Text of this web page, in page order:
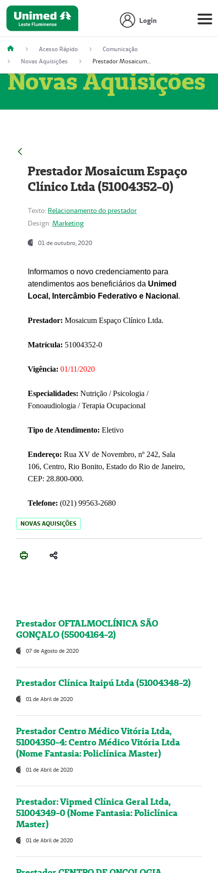
Login
Acesso Rápido
Comunicação
Novas Aquisições
Prestador Mosaicum Espaço Clínico Ltda (51004352-0)
Novas Aquisições
Prestador Mosaicum Espaço
Clínico Ltda (51004352-0)
Texto: Relacionamento do prestador
Design: Marketing
01 de outubro, 2020
Informamos o novo credenciamento para
atendimentos aos beneficiários da Unimed
Local, Intercâmbio Federativo e Nacional .
Prestador: Mosaicum Espaço Clínico Ltda.
Matrícula: 51004352-0
Vigência: 01/11/2020
Especialidades: Nutrição / Psicologia /
Fonoaudiologia / Terapia Ocupacional
Tipo de Atendimento: Eletivo
Endereço: Rua XV de Novembro, nº 242, Sala
106, Centro, Rio Bonito, Estado do Rio de Janeiro,
CEP: 28.800-000.
Telefone: (021) 99563-2680
NOVAS AQUISIÇÕES
Prestador OFTALMOCLÍNICA SÃO
GONÇALO (55004164-2)
07 de Agosto de 2020
Prestador Clínica Itaipú Ltda (51004348-2)
01 de Abril de 2020
Prestador Centro Médico Vitória Ltda,
51004350-4: Centro Médico Vitória Ltda
(Nome Fantasia: Policlínica Master)
01 de Abril de 2020
Prestador: Vipmed Clínica Geral Ltda,
51004349-0 (Nome Fantasia: Policlínica
Master)
01 de Abril de 2020